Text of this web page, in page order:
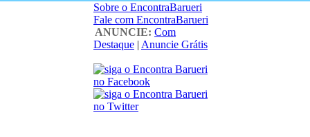
Sobre o EncontraBarueri
Fale com EncontraBarueri
ANUNCIE: Com
Destaque | Anuncie Grátis